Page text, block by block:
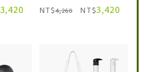
3,420
NT$4,260 NT$3,420